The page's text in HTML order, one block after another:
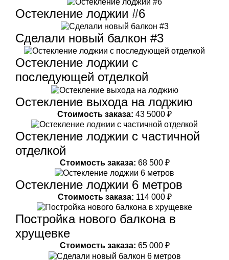
Остекление лоджии #6
Сделали новый балкон #3
Остекление лоджии с
последующей отделкой
Остекление выхода на лоджию
Стоимость заказа: 43 5000 ₽
Остекление лоджии с частичной
отделкой
Стоимость заказа: 68 500 ₽
Остекление лоджии 6 метров
Стоимость заказа: 114 000 ₽
Постройка нового балкона в
хрущевке
Стоимость заказа: 65 000 ₽